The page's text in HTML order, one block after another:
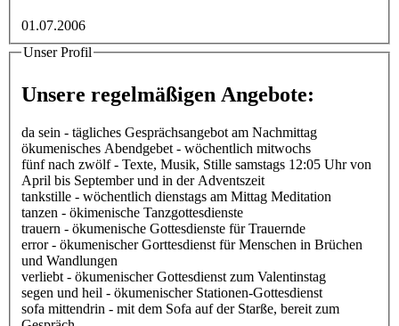
01.07.2006
Unser Profil
Unsere regelmäßigen Angebote:
da sein - tägliches Gesprächsangebot am Nachmittag
ökumenisches Abendgebet - wöchentlich mitwochs
fünf nach zwölf - Texte, Musik, Stille samstags 12:05 Uhr von
April bis September und in der Adventszeit
tankstille - wöchentlich dienstags am Mittag Meditation
tanzen - ökimenische Tanzgottesdienste
trauern - ökumenische Gottesdienste für Trauernde
error - ökumenischer Gorttesdienst für Menschen in Brüchen
und Wandlungen
verliebt - ökumenischer Gottesdienst zum Valentinstag
segen und heil - ökumenischer Stationen-Gottesdienst
sofa mittendrin - mit dem Sofa auf der Starße, bereit zum